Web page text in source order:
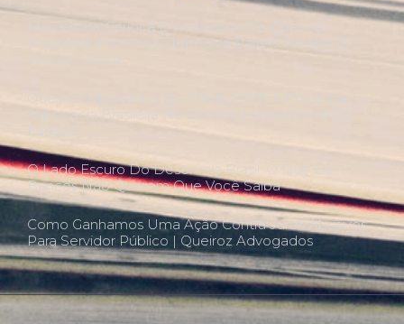
Marcelinho Carioca E Wellington De Queiroz
Anunciam Parceria Estratégica Para O Futebol E O
Advocacia Brasileira No Cenário Internacional Do
O Lado Escuro Do Desenrola Brasil: O Que Os
Bancos Não Querem Que Você Saiba
Como Ganhamos Uma Ação Contra Juros Abusivos
Para Servidor Público | Queiroz Advogados